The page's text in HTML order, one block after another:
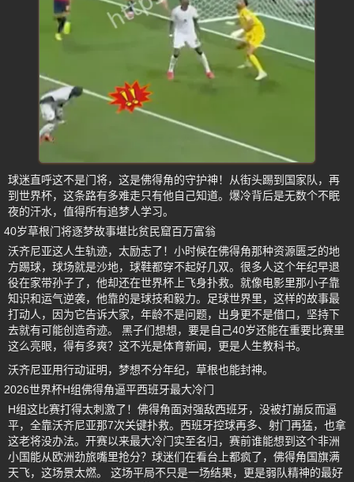
球迷直呼这不是门将，这是佛得角的守护神！从街头踢到国家队，再
到世界杯，这条路有多难走只有他自己知道。爆冷背后是无数个不眠
夜的汗水，值得所有追梦人学习。
40岁草根门将逐梦故事堪比贫民窟百万富翁
沃齐尼亚这人生轨迹，太励志了！小时候在佛得角那种资源匮乏的地
方踢球，球场就是沙地，球鞋都穿不起好几双。很多人这个年纪早退
役在家带孙子了，他却还在世界杯上飞身扑救。就像电影里那小子靠
知识和运气逆袭，他靠的是球技和毅力。足球世界里，这样的故事最
打动人，因为它告诉大家，年龄不是问题，出身更不是借口，坚持下
去就有可能创造奇迹。 黑子们想想，要是自己40岁还能在重要比赛里
这么亮眼，得有多爽？这不光是体育新闻，更是人生教科书。
沃齐尼亚用行动证明，梦想不分年纪，草根也能封神。
2026世界杯H组佛得角逼平西班牙最大冷门
H组这比赛打得太刺激了！佛得角面对强敌西班牙，没被打崩反而逼
平，全靠沃齐尼亚那7次关键扑救。西班牙控球再多、射门再猛，也拿
这老将没办法。开赛以来最大冷门实至名归，赛前谁能想到这个非洲
小国能从欧洲劲旅嘴里抢分？球迷们在看台上都疯了，佛得角国旗满
天飞，这场景太燃。 这场平局不只是一场结果，更是弱队精神的最好